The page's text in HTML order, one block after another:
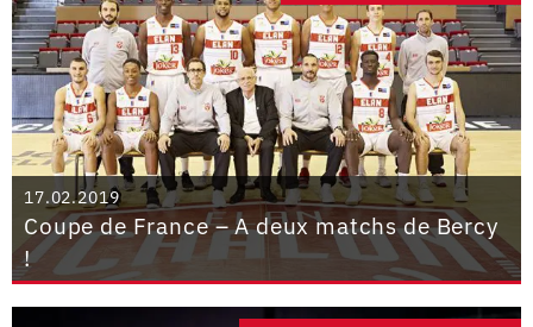
17.02.2019
Coupe de France – A deux matchs de Bercy
!